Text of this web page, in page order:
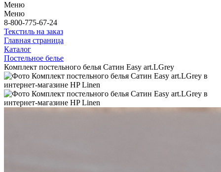
Меню
Меню
8-800-775-67-24
Текстиль на заказ
Главная страница
Каталог
Постельное белье
Комплект постельного белья Сатин Easy art.LGrey